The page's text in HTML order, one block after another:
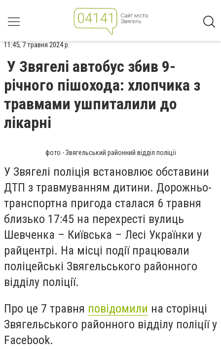
11:45, 7 травня 2024 р.
У Звягелі автобус збив 9-
річного пішохода: хлопчика з
травмами ушпиталили до
лікарні
фото - Звягельський районний відділ поліції
У Звягелі поліція встановлює обставини
ДТП з травмуванням дитини. Дорожньо-
транспортна пригода сталася 6 травня
близько 17:45 на перехресті вулиць
Шевченка – Київська – Лесі Українки у
райцентрі. На місці події працювали
поліцейські Звягельського районного
відділу поліції.
Про це 7 травня повідомили на сторінці
Звягельського районного відділу поліції у
Facebook.